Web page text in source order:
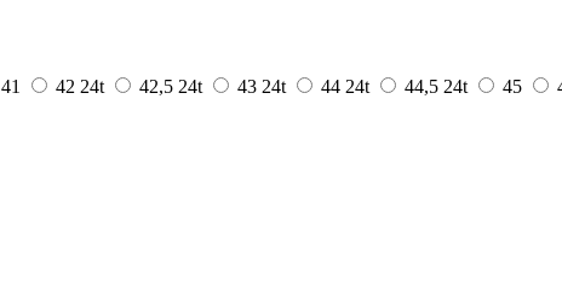
41 42 24t 42,5 24t 43 24t 44 24t 44,5 24t 45